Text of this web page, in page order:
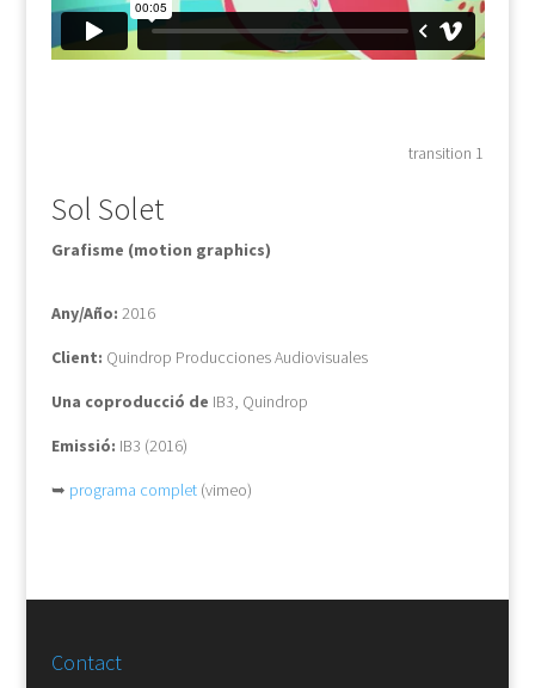
transition 1
Sol Solet
Grafisme (motion graphics)
Any/Año: 2016
Client: Quindrop Producciones Audiovisuales
Una coproducció de IB3, Quindrop
Emissió: IB3 (2016)
➥ programa complet (vimeo)
Contact